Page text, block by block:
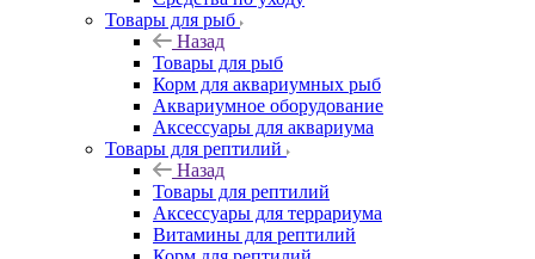
Товары для рыб
Назад
Товары для рыб
Корм для аквариумных рыб
Аквариумное оборудование
Аксессуары для аквариума
Товары для рептилий
Назад
Товары для рептилий
Аксессуары для террариума
Витамины для рептилий